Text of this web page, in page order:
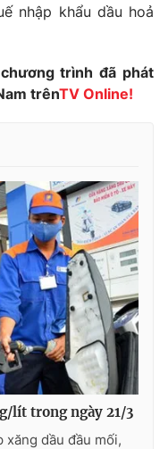
Nam
tử số 483/GP-BTTTT
Phạm Quốc Thắng,
355 932
nhập khẩu dầu hoả
trình đã phát
trênTV Online!
lít trong ngày 21/3
xăng dầu đầu mối,